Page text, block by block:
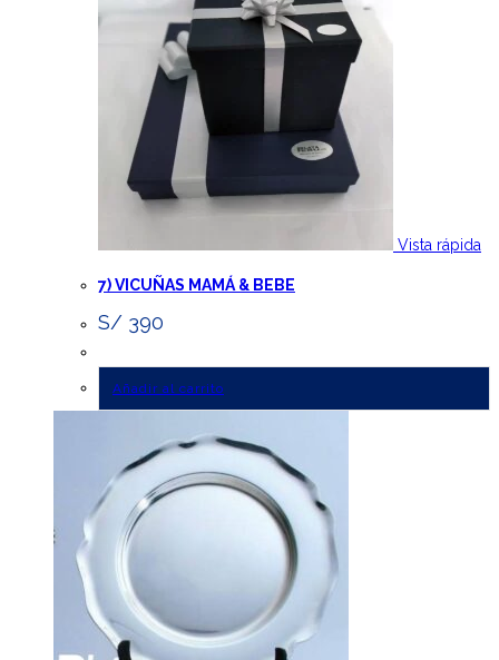
Vista rápida
7) VICUÑAS MAMÁ & BEBE
S/ 390
Añadir al carrito